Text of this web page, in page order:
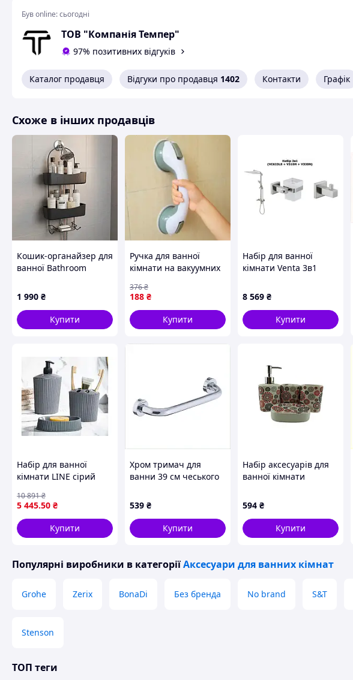
Матеріал - нержавіюча сталь (AISI430) 1,5мм;
Схожі товари за характеристиками
Був online:сьогодні
ТОВ "Компанія Темпер"
97% позитивних відгуків
Каталог продавця Відгуки про продавця 1402 Контакти Графік
Схоже в інших продавців
Кошик-органайзер для
ванної Bathroom
1 990 ₴
Купити
Ручка для ванної
кімнати на вакуумних
Handle JT-82
188 ₴
376₴
Купити
Набір для ванної
кімнати Venta 3в1
8 569 ₴
Купити
Набір для ванної
кімнати LINE сірий
підставка для щіток
стильний комплект
для зручності
використання
5 445.50 ₴
10 891₴
Купити
Хром тримач для
ванни 39 см чеського
539 ₴
Купити
Набір аксесуарів для
ванної кімнати
594 ₴
Купити
Популярні виробники в категоріїАксесуари для ванних кімнат
Grohe Zerix BonaDi Без бренда No brand S&T
Stenson
ТОП теги